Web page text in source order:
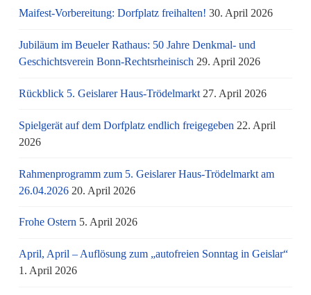
Maifest-Vorbereitung: Dorfplatz freihalten! 30. April 2026
Jubiläum im Beueler Rathaus: 50 Jahre Denkmal- und
Geschichtsverein Bonn-Rechtsrheinisch 29. April 2026
Rückblick 5. Geislarer Haus-Trödelmarkt 27. April 2026
Spielgerät auf dem Dorfplatz endlich freigegeben 22. April
2026
Rahmenprogramm zum 5. Geislarer Haus-Trödelmarkt am
26.04.2026 20. April 2026
Frohe Ostern 5. April 2026
April, April – Auflösung zum „autofreien Sonntag in Geislar“
1. April 2026